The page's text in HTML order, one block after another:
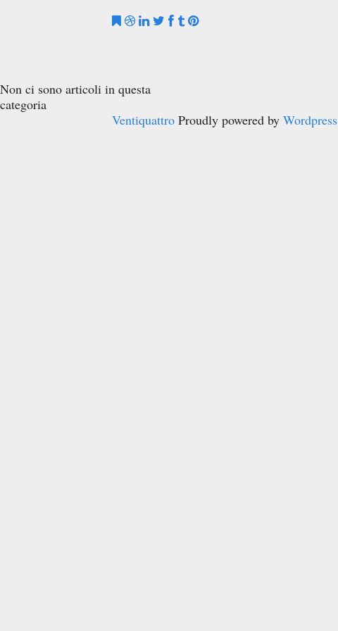
Non ci sono articoli in questa
categoria
Ventiquattro Proudly powered by Wordpress